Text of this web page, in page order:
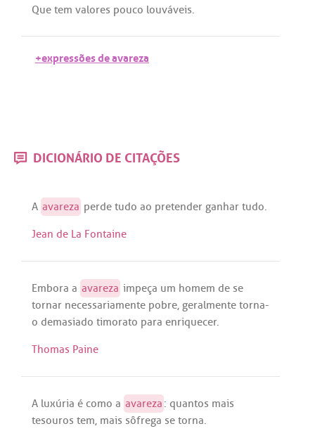
Que tem valores pouco louváveis.
+expressões de avareza
DICIONÁRIO DE CITAÇÕES
A avareza perde tudo ao pretender ganhar tudo.
Jean de La Fontaine
Embora a avareza impeça um homem de se
tornar necessariamente pobre, geralmente torna-
o demasiado timorato para enriquecer.
Thomas Paine
A luxúria é como a avareza : quantos mais
tesouros tem, mais sôfrega se torna.